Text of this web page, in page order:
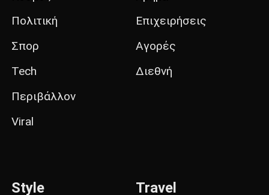
Πολιτική
Σπορ
Tech
Περιβάλλον
Viral
Επιχειρήσεις
Αγορές
Διεθνή
Style Travel